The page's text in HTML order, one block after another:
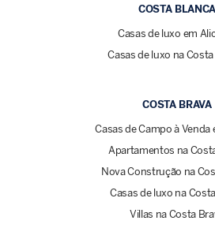
COSTA BLANCA
Casas de luxo em
Casas de luxo na
COSTA BRAVA
Casas de Campo à Venda
Apartamentos na
Nova Construção na
Casas de luxo na
Villas na Costa